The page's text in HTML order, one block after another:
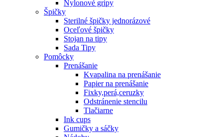
Nylonové gripy
Špičky
Sterilné špičky jednorázové
Oceľové špičky
Stojan na tipy
Sada Tipy
Pomôcky
Prenášanie
Kvapalina na prenášanie
Papier na prenášanie
Fixky,perá,ceruzky
Odstránenie stencilu
Tlačiarne
Ink cups
Gumičky a sáčky